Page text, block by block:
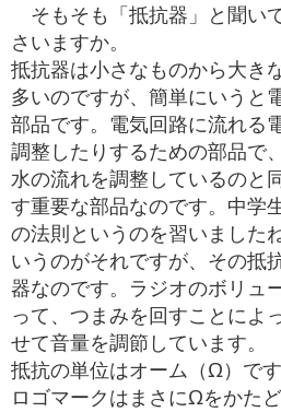
そもそも「抵抗器」と聞い
さいますか。
抵抗器は小さなものから大き
多いのですが、簡単にいうと
部品です。電気回路に流れる
調整したりするための部品で
水の流れを調整しているのと
す重要な部品なのです。中学
の法則というのを習いました
いうのがそれですが、その抵
器なのです。ラジオのボリュ
って、つまみを回すことによ
せて音量を調節しています。
抵抗の単位はオーム（Ω）で
ロゴマークはまさにΩをかたど